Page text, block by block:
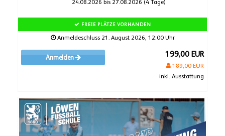
24.08.2026 bis 27.08.2026 (4 Tage)
FREIE PLÄTZE VORHANDEN
Anmeldeschluss 21. August 2026, 12:00 Uhr
Anmelden 199,00 EUR
189,00 EUR
inkl. Ausstattung